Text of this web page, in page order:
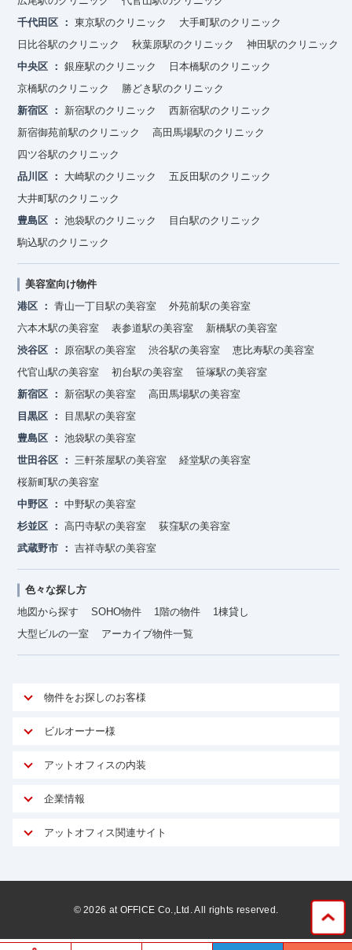
千代田区
東京駅のクリニック
大手町駅のクリニック
日比谷駅のクリニック
秋葉原駅のクリニック
神田駅のクリニック
中央区
銀座駅のクリニック
日本橋駅のクリニック
京橋駅のクリニック
勝どき駅のクリニック
新宿区
新宿駅のクリニック
西新宿駅のクリニック
新宿御苑前駅のクリニック
高田馬場駅のクリニック
四ツ谷駅のクリニック
品川区
大崎駅のクリニック
五反田駅のクリニック
大井町駅のクリニック
豊島区
池袋駅のクリニック
目白駅のクリニック
駒込駅のクリニック
美容室向け物件
港区
青山一丁目駅の美容室
外苑前駅の美容室
六本木駅の美容室
表参道駅の美容室
新橋駅の美容室
渋谷区
原宿駅の美容室 渋谷駅の美容室
恵比寿駅の美容室
代官山駅の美容室
初台駅の美容室
笹塚駅の美容室
新宿区
新宿駅の美容室
高田馬場駅の美容室
目黒区
目黒駅の美容室
豊島区
池袋駅の美容室
世田谷区
三軒茶屋駅の美容室
経堂駅の美容室
桜新町駅の美容室
中野区
中野駅の美容室
杉並区
高円寺駅の美容室
荻窪駅の美容室
武蔵野市
吉祥寺駅の美容室
色々な探し方
地図から探す
SOHO物件 1階の物件
1棟貸し
大型ビルの一室
アーカイブ物件一覧
物件をお探しのお客様
アットオフィスが選ばれる理由
ご契約者様インタビュー
オフィスお役立ちコラム
ビルオーナー様
オーナー様向けサービス
マイソク作成
物件情報から成約賃料を予測
リノベーション
サブリース
アットオフィスの内装
サービス内容
内装に関するよくある質問
企業情報
WEBフォームからお問い合わせ
アットオフィス関連サイト
アットレジデンス
ビルアド
©2026 at OFFICE Co.,Ltd. All rights reserved.